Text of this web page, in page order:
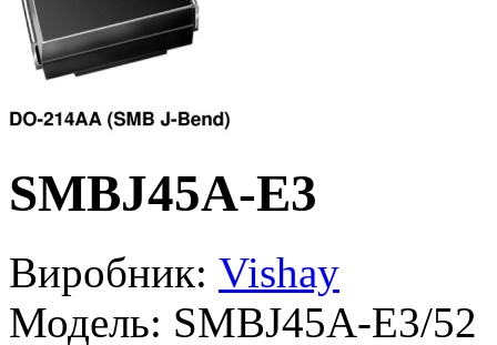
SMBJ45A-E3
Виробник: Vishay
Модель: SMBJ45A-E3/52